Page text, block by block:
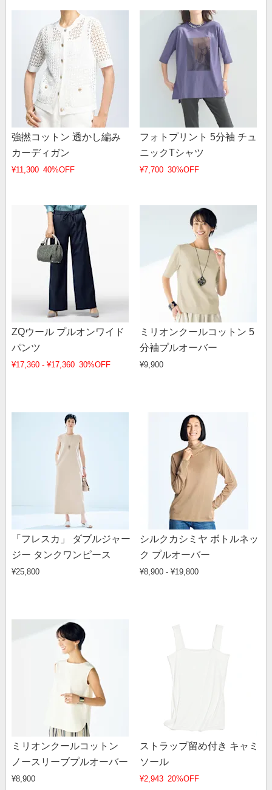
強撚コットン 透かし編み
カーディガン
¥11,300 40%OFF
フォトプリント 5分袖 チュ
ニックTシャツ
¥7,700 30%OFF
ZQウール プルオンワイド
パンツ
¥17,360 - ¥17,360 30%OFF
ミリオンクールコットン 5
分袖プルオーバー
¥9,900
「フレスカ」 ダブルジャー
ジー タンクワンピース
¥25,800
シルクカシミヤ ボトルネッ
ク プルオーバー
¥8,900 - ¥19,800
ミリオンクールコットン
ノースリーブプルオーバー
¥8,900
ストラップ留め付き キャミ
ソール
¥2,943 20%OFF